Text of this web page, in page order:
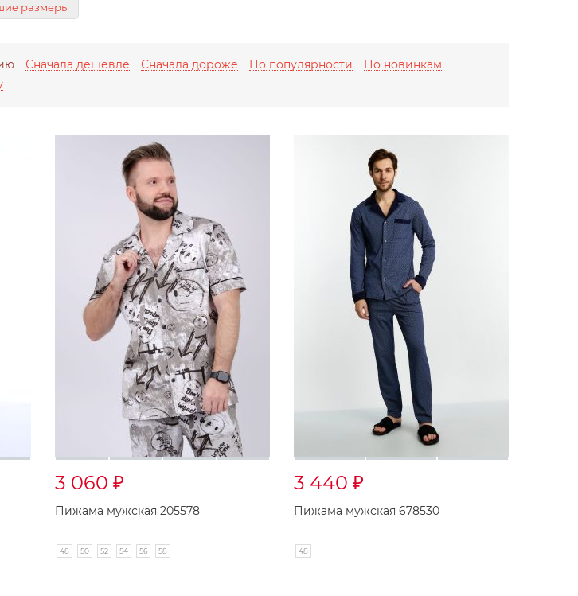
размеры
Сначала дешевле Сначала дороже По популярности
По новинкам
3 060 ₽
Пижама мужская 205578
48 50 52 54 56 58
3 440 ₽
Пижама мужская 678530
48